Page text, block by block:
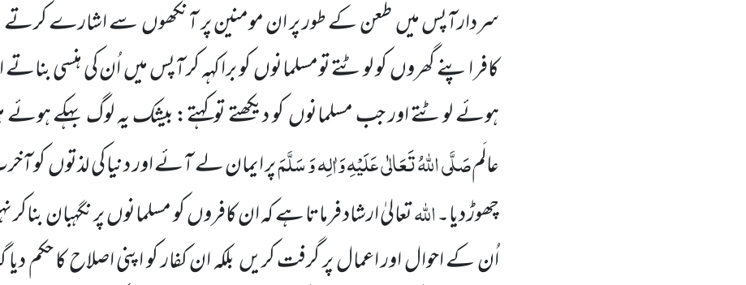
سردارآپس میںطعن کے طور پر ان مومنین پر آنکھوںسے اشارے کرتے
کافر اپنے گھروںکو لوٹتے تومسلمانوںکو برا کہہ کر آپس میںاُن کی ہنسی
ہوئے لوٹتےاور جب مسلمانوںکو دیکھتے توکہتے: بیشک یہ لوگ بہکے
عالَمصَلَّی اللّٰہُ تَعَالٰی عَلَیْہِ وَاٰلِہ وَ سَلَّمَپر ایمان لےآئے اور دنیا کی لذتوںکو
چھوڑ دیا۔اللّٰہتعالیٰ ارشاد فرماتا ہے کہ ان کافروںکو مسلمانوںپر نگہبان بناکر
اُن کے احوال اور اعمال پر گرفت کریںبلکہ ان کفار کو اپنی اصلاح کا حکم